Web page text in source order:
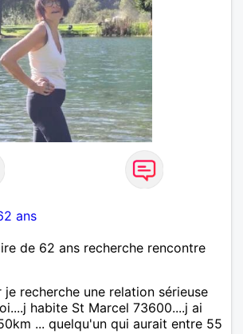
ans
de 62 ans recherche rencontre
je recherche une relation sérieuse
habite St Marcel 73600....j ai
... quelqu'un qui aurait entre 55